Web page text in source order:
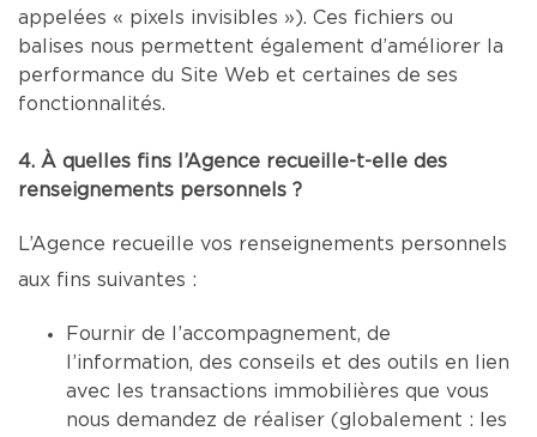
appelées « pixels invisibles »). Ces fichiers ou
balises nous permettent également d’améliorer la
performance du Site Web et certaines de ses
fonctionnalités.
4. À quelles fins l’Agence recueille-t-elle des
renseignements personnels ?
L’Agence recueille vos renseignements personnels
aux fins suivantes :
Fournir de l’accompagnement, de
l’information, des conseils et des outils en lien
avec les transactions immobilières que vous
nous demandez de réaliser (globalement : les